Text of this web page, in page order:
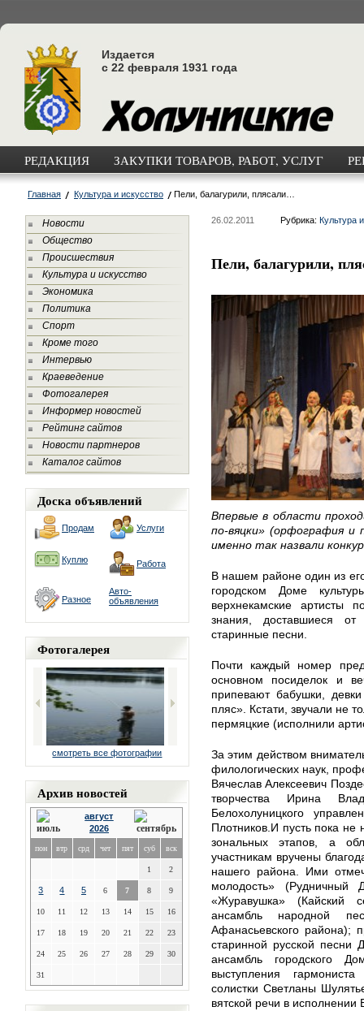
Издается
с 22 февраля 1931 года
РЕДАКЦИЯ ЗАКУПКИ ТОВАРОВ, РАБОТ, УСЛУГ
Главная Культура и искусство Пели, балагурили, плясали…
Новости
Общество
Происшествия
Культура и искусство
Экономика
Политика
Спорт
Кроме того
Интервью
Краеведение
Фотогалерея
Информер новостей
Рейтинг сайтов
Новости партнеров
Каталог сайтов
Доска объявлений
Продам Услуги
Куплю Работа
Разное
Авто-
объявления
Фотогалерея
смотреть все фотографии
Архив новостей
август
2026
пон втр срд чет пят суб вск
1 2
3 4 5 6 7 8 9
10 11 12 13 14 15 16
17 18 19 20 21 22 23
24 25 26 27 28 29 30
31
26.02.2011 Рубрика: Культура
Пели, балагурили,
Впервые в области
по-вяцки» (орфография и
именно так назвали
В нашем районе один из
городском Доме
верхнекамские артисты
знания, доставшиеся
старинные песни.
Почти каждый номер
основном посиделок и
припевают бабушки,
пляс». Кстати, звучали не
пермяцкие (исполнили
За этим действом
филологических наук,
Вячеслав Алексеевич
творчества Ирина
Белохолуницкого
Плотников.И пусть пока
зональных этапов, а
участникам вручены
нашего района. Ими
молодость» (Рудничный
«Журавушка» (Кайский
ансамбль народной
Афанасьевского района);
старинной русской песни
ансамбль городского
выступления
солистки Светланы
вятской речи в